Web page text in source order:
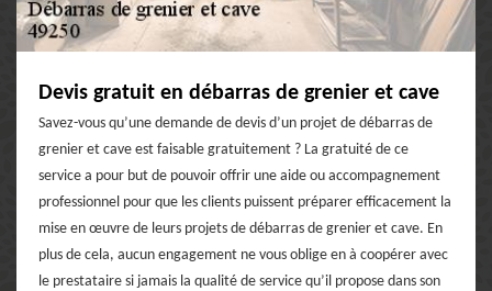
Devis gratuit en débarras de grenier et cave
Savez-vous qu’une demande de devis d’un projet de débarras de
grenier et cave est faisable gratuitement ? La gratuité de ce
service a pour but de pouvoir offrir une aide ou accompagnement
professionnel pour que les clients puissent préparer efficacement la
mise en œuvre de leurs projets de débarras de grenier et cave. En
plus de cela, aucun engagement ne vous oblige en à coopérer avec
le prestataire si jamais la qualité de service qu’il propose dans son